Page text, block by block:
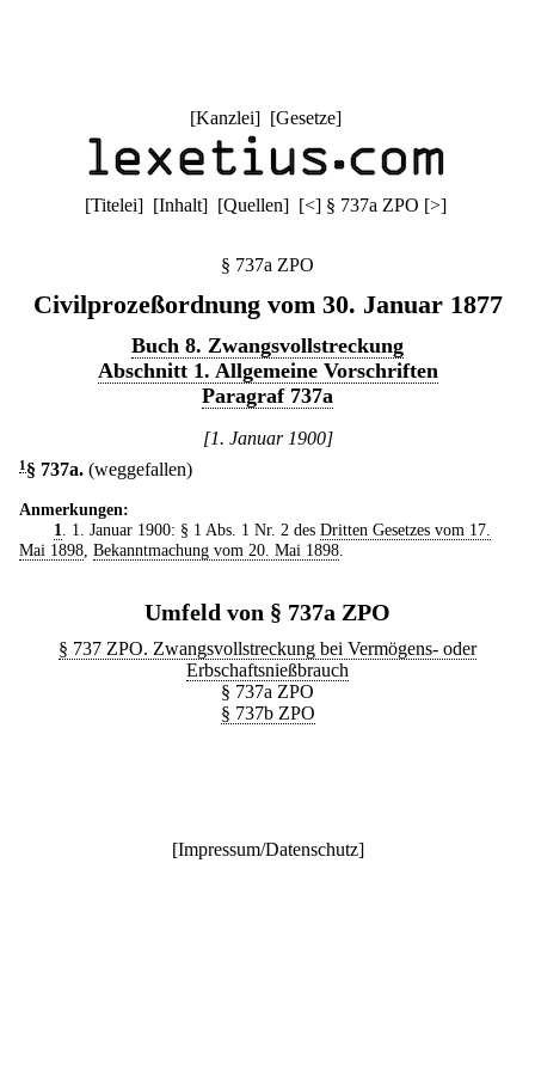
[Kanzlei] [Gesetze]
[Titelei] [Inhalt] [Quellen] [<] § 737a ZPO [>]
§ 737a ZPO
Civilprozeßordnung vom 30. Januar 1877
Buch 8. Zwangsvollstreckung
Abschnitt 1. Allgemeine Vorschriften
Paragraf 737a
[1. Januar 1900]
1 § 737a. (weggefallen)
Anmerkungen:
1
. 1. Januar 1900: § 1 Abs. 1 Nr. 2 des Dritten Gesetzes vom 17.
Mai 1898 Bekanntmachung vom 20. Mai 1898
Umfeld von § 737a ZPO
§ 737 ZPO. Zwangsvollstreckung bei Vermögens- oder
Erbschaftsnießbrauch
§ 737a ZPO
§ 737b ZPO
[Impressum/Datenschutz]